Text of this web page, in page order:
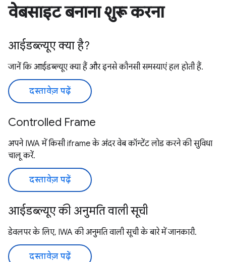
वेबसाइट बनाना शुरू करना
आईडब्ल्यूए क्या है?
जानें कि आईडब्ल्यूए क्या हैं और इनसे कौनसी समस्याएं हल होती हैं.
दस्तावेज़ पढ़ें
Controlled Frame
अपने IWA में किसी iframe के अंदर वेब कॉन्टेंट लोड करने की सुविधा
चालू करें.
दस्तावेज़ पढ़ें
आईडब्ल्यूए की अनुमति वाली सूची
डेवलपर के लिए, IWA की अनुमति वाली सूची के बारे में जानकारी.
दस्तावेज़ पढ़ें